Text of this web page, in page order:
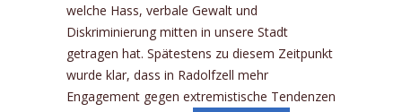
welche Hass, verbale Gewalt und
Diskriminierung mitten in unsere Stadt
getragen hat. Spätestens zu diesem Zeitpunkt
wurde klar, dass in Radolfzell mehr
Engagement gegen extremistische Tendenzen